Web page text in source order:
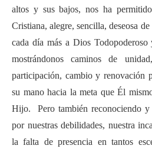
altos y sus bajos, nos ha
Cristiana, alegre, sencilla, deseosa
cada día más a Dios Todopoderoso
mostrándonos caminos de
participación, cambio y renovación
su mano hacia la meta que Él
Hijo. Pero también reconociendo y
por nuestras debilidades, nuestra
la falta de presencia en tantos